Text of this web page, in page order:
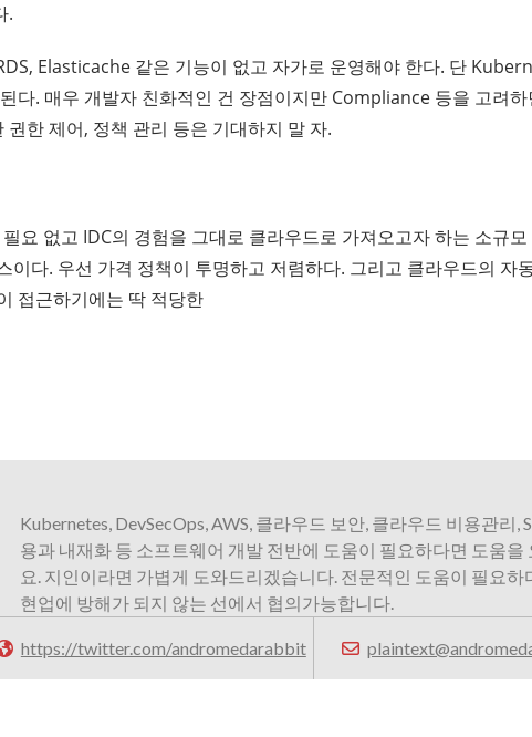
.
Elasticache 같은 기능이 없고 자가로 운영해야 한다. 단
다. 매우 개발자 친화적인 건 장점이지만 Compliance 등을 고려
권한 제어, 정책 관리 등은 기대하지 말 자.
요 없고 IDC의 경험을 그대로 클라우드로 가져오고자 하는 소규
이다. 우선 가격 정책이 투명하고 저렴하다. 그리고 클라우드의 자
접근하기에는 딱 적당한
Kubernetes, DevSecOps, AWS, 클라우드 보안, 클라우드 비용관리,
용과 내재화 등 소프트웨어 개발 전반에 도움이 필요하다면 도움을
요. 지인이라면 가볍게 도와드리겠습니다. 전문적인 도움이 필요하
현업에 방해가 되지 않는 선에서 협의가능합니다.
https://twitter.com/andromedarabbit